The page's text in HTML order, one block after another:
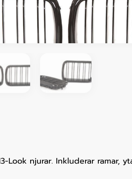
njurar. Inkluderar ramar,